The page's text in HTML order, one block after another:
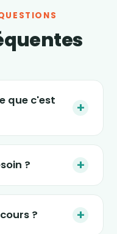
que c'est
+
à tous
pour
impact et sans
? +
un ordinateur
dans ton
Certaines
? +